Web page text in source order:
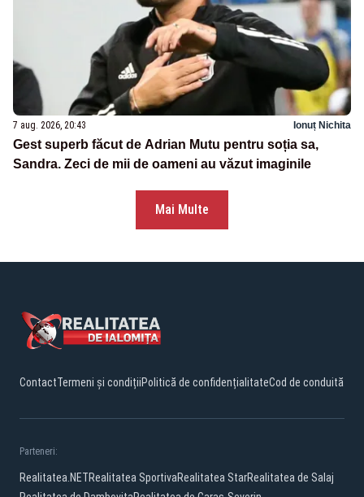
7 aug. 2026, 20:43 Ionuț Nichita
Gest superb făcut de Adrian Mutu pentru soția sa,
Sandra. Zeci de mii de oameni au văzut imaginile
Mai Multe
ContactTermeni și condițiiPolitică de confidențialitateCod de conduită
Parteneri:
Realitatea.NETRealitatea SportivaRealitatea StarRealitatea de Salaj